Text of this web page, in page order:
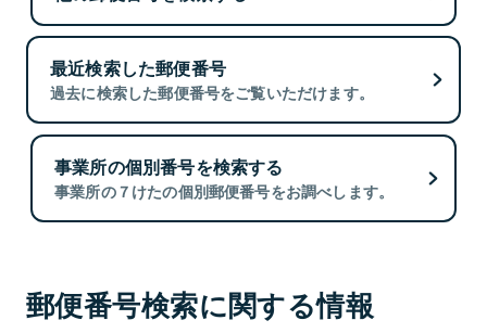
最近検索した郵便番号
過去に検索した郵便番号をご覧いただけます。
事業所の個別番号を検索する
事業所の７けたの個別郵便番号をお調べします。
郵便番号検索に関する情報